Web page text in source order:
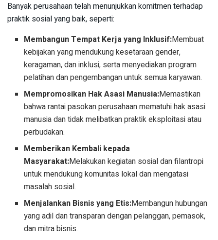
Banyak perusahaan telah menunjukkan komitmen terhadap
praktik sosial yang baik, seperti:
Membangun Tempat Kerja yang Inklusif:Membuat
kebijakan yang mendukung kesetaraan gender,
keragaman, dan inklusi, serta menyediakan program
pelatihan dan pengembangan untuk semua karyawan.
Mempromosikan Hak Asasi Manusia:Memastikan
bahwa rantai pasokan perusahaan mematuhi hak asasi
manusia dan tidak melibatkan praktik eksploitasi atau
perbudakan.
Memberikan Kembali kepada
Masyarakat:Melakukan kegiatan sosial dan filantropi
untuk mendukung komunitas lokal dan mengatasi
masalah sosial.
Menjalankan Bisnis yang Etis:Membangun hubungan
yang adil dan transparan dengan pelanggan, pemasok,
dan mitra bisnis.